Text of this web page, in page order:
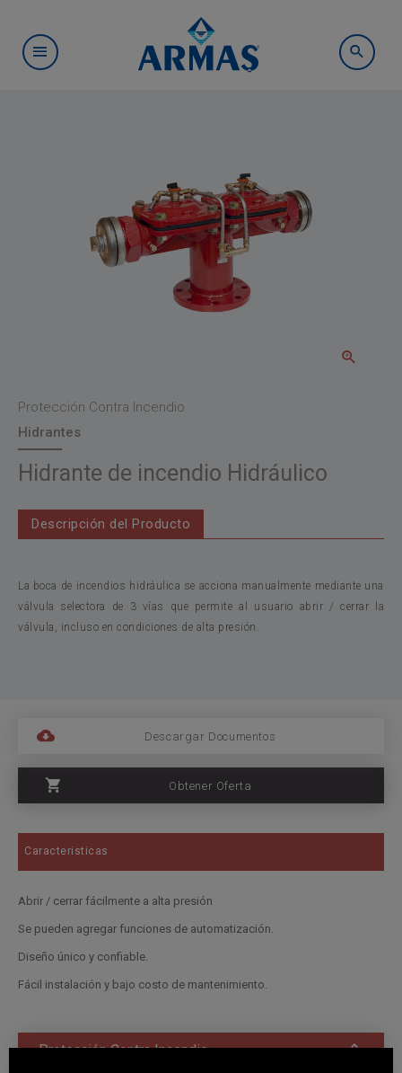
Protección Contra Incendio
Hidrantes
Hidrante de incendio Hidráulico
Descripción del Producto
La boca de incendios hidráulica se acciona manualmente mediante una
válvula selectora de 3 vías que permite al usuario abrir / cerrar la
válvula, incluso en condiciones de alta presión.
Descargar Documentos
Obtener Oferta
Protección Contra Incendio
Caracteristicas
Abrir / cerrar fácilmente a alta presión
Se pueden agregar funciones de automatización.
Diseño único y confiable.
Fácil instalación y bajo costo de mantenimiento.